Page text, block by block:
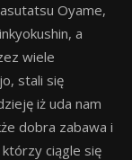
Oyame,
a
wiele
stali się
iż uda nam
dobra zabawa i
ciągle się